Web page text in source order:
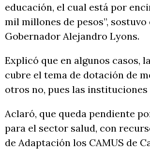
educación, el cual está por
mil millones de pesos”, sostuvo
Gobernador Alejandro Lyons.
Explicó que en algunos casos,
cubre el tema de dotación de
otros no, pues las instituciones
Aclaró, que queda pendiente
para el sector salud, con
de Adaptación los CAMUS de